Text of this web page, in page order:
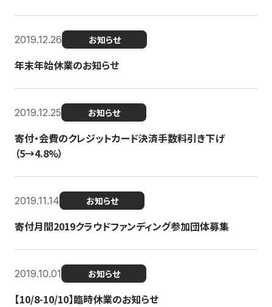
2019.12.26 お知らせ
年末年始休業のお知らせ
2019.12.25 お知らせ
寄付・会費のクレジットカード決済手数料引き下げ
（5→4.8%）
2019.11.14 お知らせ
寄付月間2019クラウドファンディング参加団体募集
2019.10.01 お知らせ
【10/8-10/10】臨時休業のお知らせ